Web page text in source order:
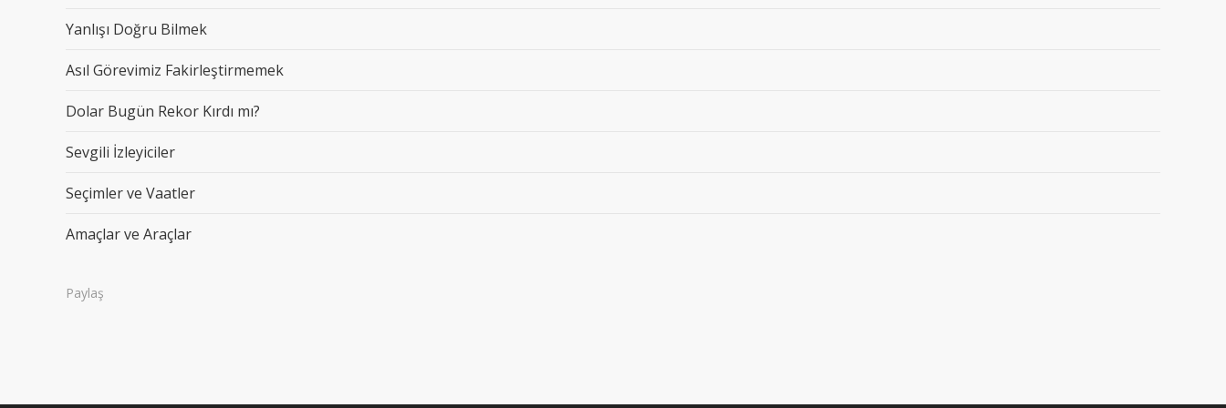
Yanlışı Doğru Bilmek
Asıl Görevimiz Fakirleştirmemek
Dolar Bugün Rekor Kırdı mı?
Sevgili İzleyiciler
Seçimler ve Vaatler
Amaçlar ve Araçlar
Paylaş